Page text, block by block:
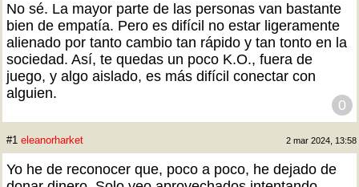
No sé. La mayor parte de las personas van bastante
bien de empatía. Pero es difícil no estar ligeramente
alienado por tanto cambio tan rápido y tan tonto en la
sociedad. Así, te quedas un poco K.O., fuera de
juego, y algo aislado, es más difícil conectar con
alguien.
0
#1 eleanorharket 2 mar 2024, 13:58
Yo he de reconocer que, poco a poco, he dejado de